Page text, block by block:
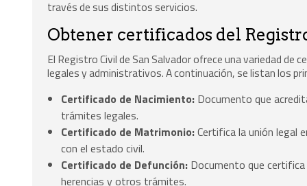
través de sus distintos servicios.
Obtener certificados del
El Registro Civil de San Salvador ofrece una variedad
legales y administrativos. A continuación, se listan los
Certificado de Nacimiento: Documento que
trámites legales.
Certificado de Matrimonio:Certifica la unión legal
con el estado civil.
Certificado de Defunción: Documento que
herencias y otros trámites.